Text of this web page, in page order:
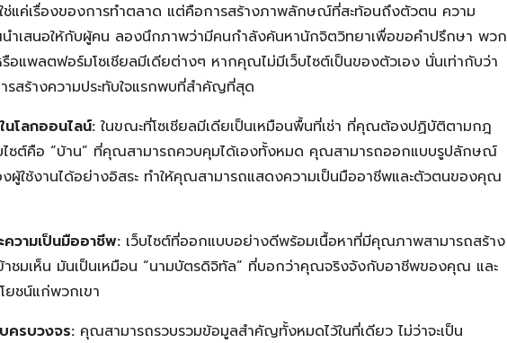
ช่แค่เรื่องของการทำตลาด แต่คือการสร้างภาพลักษณ์ที่สะท้อนถึงตัวตน ความ
เสนอให้กับผู้คน ลองนึกภาพว่ามีคนกำลังค้นหานักจิตวิทยาเพื่อขอคำปรึกษา พวก
อแพลตฟอร์มโซเชียลมีเดียต่างๆ หากคุณไม่มีเว็บไซต์เป็นของตัวเอง นั่นเท่ากับว่า
สร้างความประทับใจแรกพบที่สำคัญที่สุด
โลกออนไลน์: ในขณะที่โซเชียลมีเดียเป็นเหมือนพื้นที่เช่า ที่คุณต้องปฏิบัติตามกฎ
ซต์คือ “บ้าน” ที่คุณสามารถควบคุมได้เองทั้งหมด คุณสามารถออกแบบรูปลักษณ์
ผู้ใช้งานได้อย่างอิสระ ทำให้คุณสามารถแสดงความเป็นมืออาชีพและตัวตนของคุณ
ความเป็นมืออาชีพ: เว็บไซต์ที่ออกแบบอย่างดีพร้อมเนื้อหาที่มีคุณภาพสามารถสร้าง
าชมเห็น มันเป็นเหมือน “นามบัตรดิจิทัล” ที่บอกว่าคุณจริงจังกับอาชีพของคุณ และ
ยชน์แก่พวกเขา
ครบวงจร: คุณสามารถรวบรวมข้อมูลสำคัญทั้งหมดไว้ในที่เดียว ไม่ว่าจะเป็น